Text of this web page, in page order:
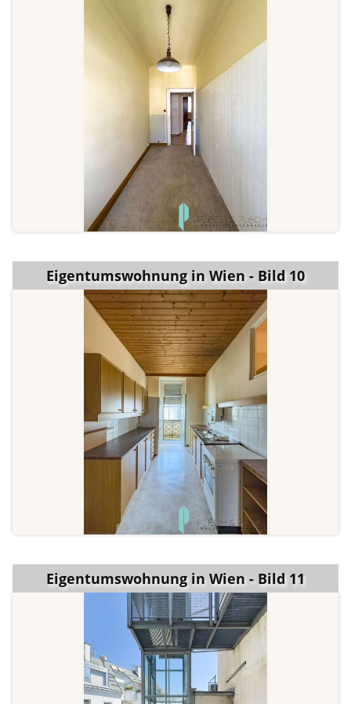
Eigentumswohnung in Wien - Bild 10
Eigentumswohnung in Wien - Bild 11